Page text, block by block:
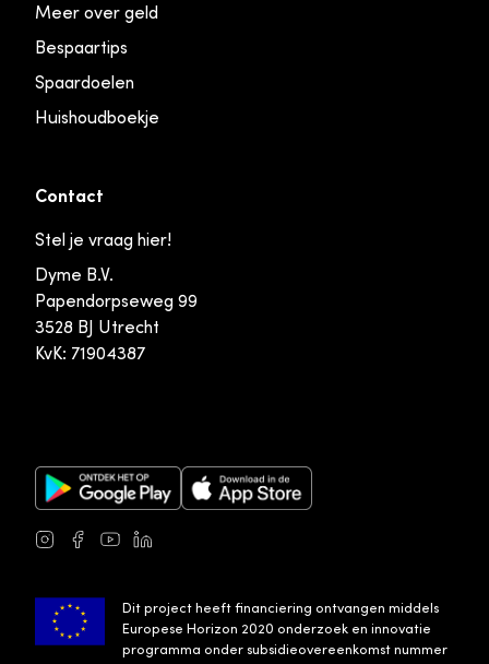
Meer over geld
Bespaartips
Spaardoelen
Huishoudboekje
Contact
Stel je vraag hier!
Dyme B.V.
Papendorpseweg 99
3528 BJ Utrecht
KvK: 71904387
Google Play Store Apple App Store
Instagram
Facebook
YoutubeLinkedIn
Dit project heeft financiering ontvangen middels
Europese Horizon 2020 onderzoek en innovatie
programma onder subsidieovereenkomst nummer